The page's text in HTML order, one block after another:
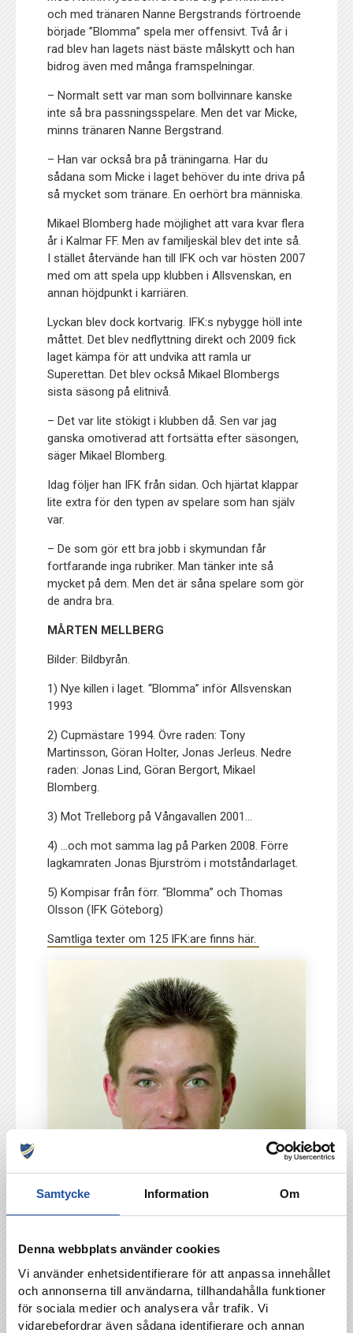
Samtycke Information Om
Denna webbplats använder cookies
Vi använder enhetsidentifierare för att anpassa innehållet
och annonserna till användarna, tillhandahålla funktioner
för sociala medier och analysera vår trafik. Vi
vidarebefordrar även sådana identifierare och annan
och med tränaren Nanne Bergstrands förtroende
började ”Blomma” spela mer offensivt. Två år i
rad blev han lagets näst bäste målskytt och han
bidrog även med många framspelningar.
– Normalt sett var man som bollvinnare kanske
inte så bra passningsspelare. Men det var Micke,
minns tränaren Nanne Bergstrand.
– Han var också bra på träningarna. Har du
sådana som Micke i laget behöver du inte driva på
så mycket som tränare. En oerhört bra människa.
Mikael Blomberg hade möjlighet att vara kvar flera
år i Kalmar FF. Men av familjeskäl blev det inte så.
I stället återvände han till IFK och var hösten 2007
med om att spela upp klubben i Allsvenskan, en
annan höjdpunkt i karriären.
Lyckan blev dock kortvarig. IFK:s nybygge höll inte
måttet. Det blev nedflyttning direkt och 2009 fick
laget kämpa för att undvika att ramla ur
Superettan. Det blev också Mikael Blombergs
sista säsong på elitnivå.
– Det var lite stökigt i klubben då. Sen var jag
ganska omotiverad att fortsätta efter säsongen,
säger Mikael Blomberg.
Idag följer han IFK från sidan. Och hjärtat klappar
lite extra för den typen av spelare som han själv
var.
– De som gör ett bra jobb i skymundan får
fortfarande inga rubriker. Man tänker inte så
mycket på dem. Men det är såna spelare som gör
de andra bra.
MÅRTEN MELLBERG
Bilder: Bildbyrån.
1) Nye killen i laget. “Blomma” inför Allsvenskan
1993
2) Cupmästare 1994. Övre raden: Tony
Martinsson, Göran Holter, Jonas Jerleus. Nedre
raden: Jonas Lind, Göran Bergort, Mikael
Blomberg.
3) Mot Trelleborg på Vångavallen 2001…
4) …och mot samma lag på Parken 2008. Förre
lagkamraten Jonas Bjurström i motståndarlaget.
5) Kompisar från förr. “Blomma” och Thomas
Olsson (IFK Göteborg)
Samtliga texter om 125 IFK:are finns här.